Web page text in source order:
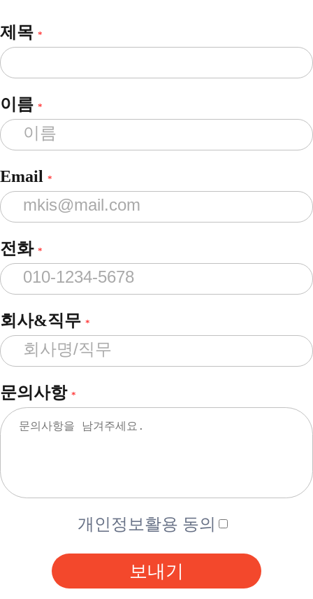
제목 *
이름 *
Email *
전화 *
회사&직무 *
문의사항 *
개인정보활용 동의
보내기